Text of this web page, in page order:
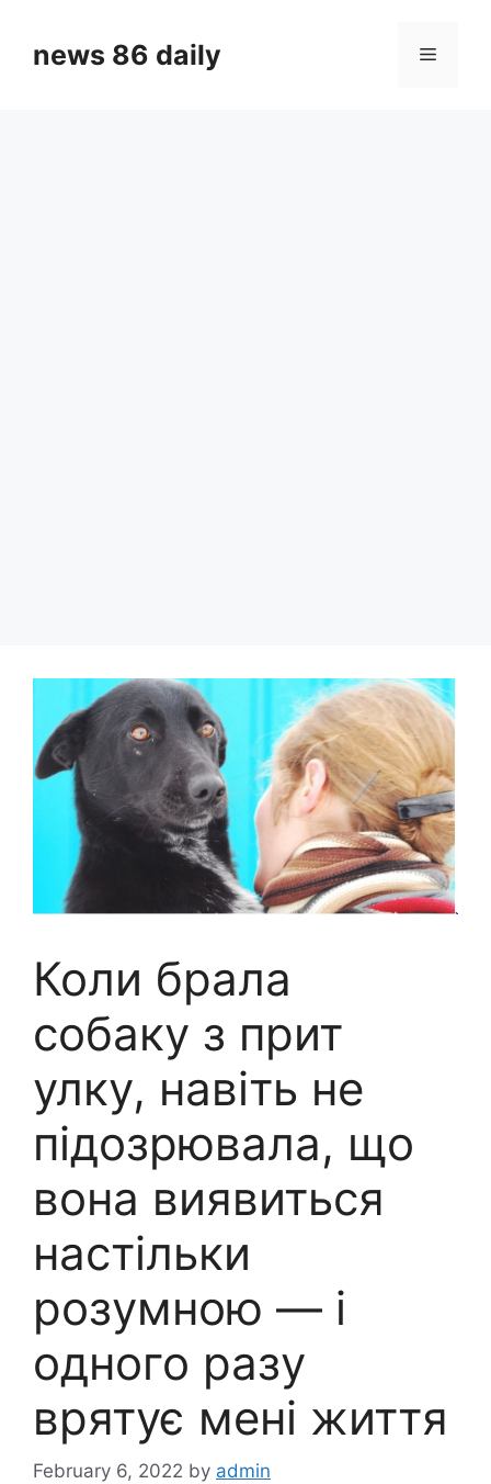
contentnews 86 daily Menu
Коли брала
собаку з прит
улку, навіть не
підозрювала, що
вона виявиться
настільки
розумною — і
одного разу
врятує мені життя
February 6, 2022 by admin